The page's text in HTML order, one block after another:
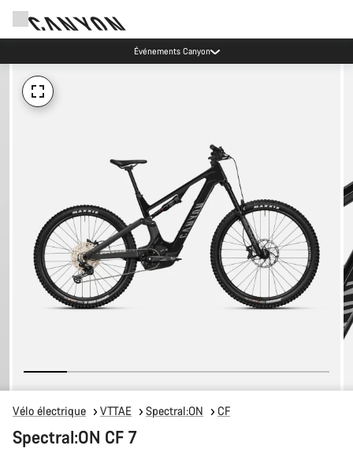
Événements Canyon
Vélo électrique VTTAE Spectral:ON CF
Spectral:ON CF 7